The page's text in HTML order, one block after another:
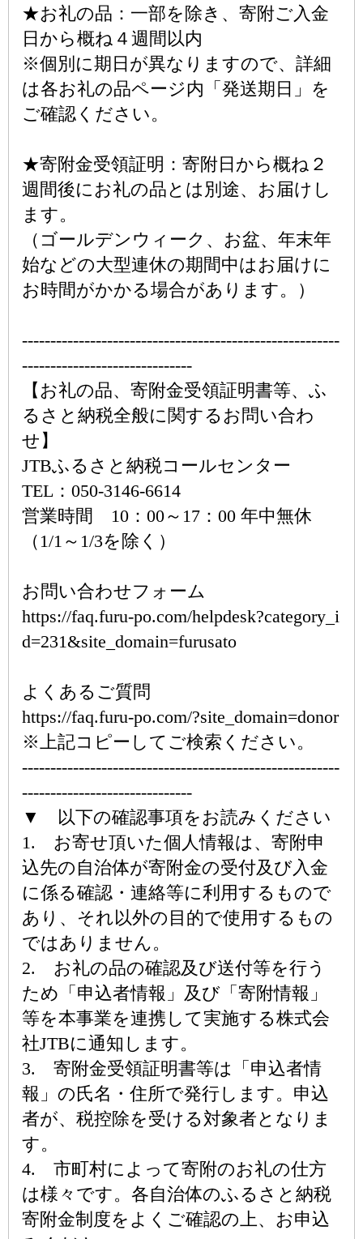
★お礼の品：一部を除き、寄附ご入金
日から概ね４週間以内
※個別に期日が異なりますので、詳細
は各お礼の品ページ内「発送期日」を
ご確認ください。
★寄附金受領証明：寄附日から概ね２
週間後にお礼の品とは別途、お届けし
ます。
（ゴールデンウィーク、お盆、年末年
始などの大型連休の期間中はお届けに
お時間がかかる場合があります。）
--------------------------------------------------------
------------------------------
【お礼の品、寄附金受領証明書等、ふ
るさと納税全般に関するお問い合わ
せ】
JTBふるさと納税コールセンター
TEL：050-3146-6614
営業時間 10：00～17：00 年中無休
（1/1～1/3を除く）
お問い合わせフォーム
https://faq.furu-po.com/helpdesk?category_i
d=231&site_domain=furusato
よくあるご質問
https://faq.furu-po.com/?site_domain=donor
※上記コピーしてご検索ください。
--------------------------------------------------------
------------------------------
▼ 以下の確認事項をお読みください
1. お寄せ頂いた個人情報は、寄附申
込先の自治体が寄附金の受付及び入金
に係る確認・連絡等に利用するもので
あり、それ以外の目的で使用するもの
ではありません。
2. お礼の品の確認及び送付等を行う
ため「申込者情報」及び「寄附情報」
等を本事業を連携して実施する株式会
社JTBに通知します。
3. 寄附金受領証明書等は「申込者情
報」の氏名・住所で発行します。申込
者が、税控除を受ける対象者となりま
す。
4. 市町村によって寄附のお礼の仕方
は様々です。各自治体のふるさと納税
寄附金制度をよくご確認の上、お申込